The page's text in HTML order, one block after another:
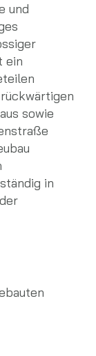
und
ein
sowie
in